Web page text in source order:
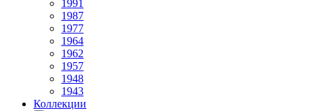
1991
1987
1977
1964
1962
1957
1948
1943
Коллекции